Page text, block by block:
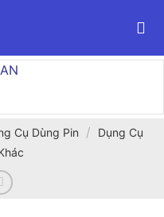
Cụ Dùng Pin /
Dụng Cụ